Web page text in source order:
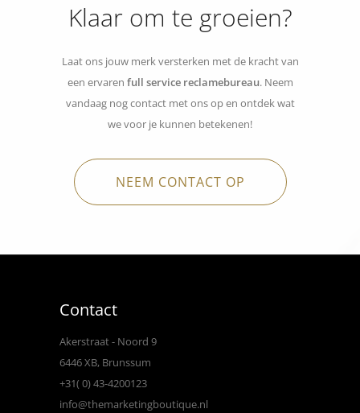
Klaar om te groeien?
Laat ons jouw merk versterken met de kracht van
een ervaren full service reclamebureau. Neem
vandaag nog contact met ons op en ontdek wat
we voor je kunnen betekenen!
NEEM CONTACT OP
Contact
Akerstraat - Noord 9
6446 XB, Brunssum
+31( 0) 43-4200123
info@themarketingboutique.nl